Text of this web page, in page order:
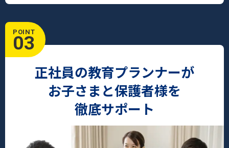
POINT
03
正社員の教育プランナーが
お子さまと保護者様を
徹底サポート